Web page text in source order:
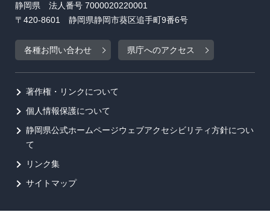
静岡県 法人番号 7000020220001
〒420-8601 静岡県静岡市葵区追手町9番6号
各種お問い合わせ 県庁へのアクセス
著作権・リンクについて
個人情報保護について
静岡県公式ホームページウェブアクセシビリティ方針につい
て
リンク集
サイトマップ